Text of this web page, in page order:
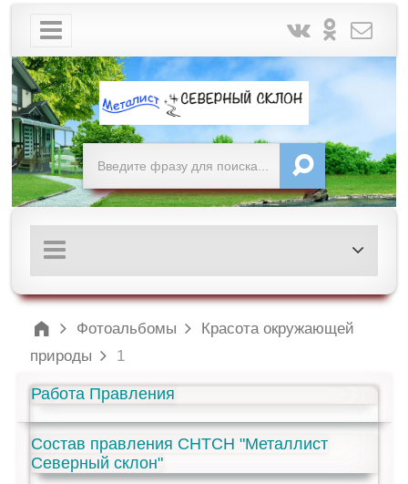
Фотоальбомы
Красота окружающей
природы
1
Работа Правления
Состав правления СНТСН "Металлист
Северный склон"